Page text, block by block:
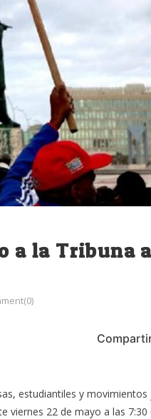
a la
estudiantiles y
viernes 22 de mayo a las